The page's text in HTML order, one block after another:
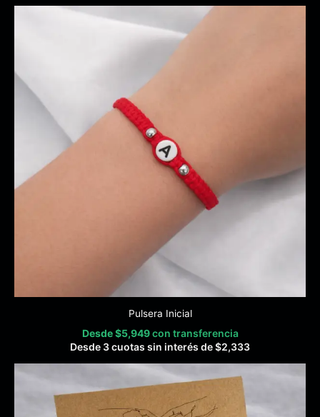
Pulsera Inicial
Desde$5,949 con transferencia
Desde 3 cuotas sin interés de$2,333